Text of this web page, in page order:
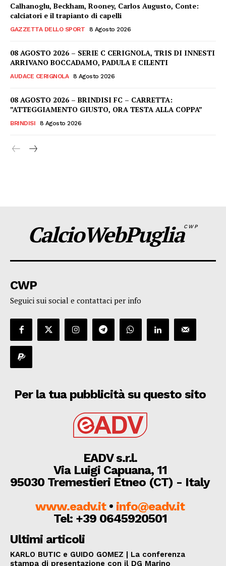
Calhanoglu, Beckham, Rooney, Carlos Augusto, Conte:
calciatori e il trapianto di capelli
GAZZETTA DELLO SPORT 8 Agosto 2026
08 AGOSTO 2026 – SERIE C CERIGNOLA, TRIS DI INNESTI
ARRIVANO BOCCADAMO, PADULA E CILENTI
AUDACE CERIGNOLA 8 Agosto 2026
08 AGOSTO 2026 – BRINDISI FC – CARRETTA:
”ATTEGGIAMENTO GIUSTO, ORA TESTA ALLA COPPA”
BRINDISI 8 Agosto 2026
CalcioWebPugliaCWP
CWP
Seguici sui social e contattaci per info
Per la tua pubblicità su questo sito
EADV s.r.l.
Via Luigi Capuana, 11
95030 Tremestieri Etneo (CT) - Italy
www.eadv.it• info@eadv.it
Tel: +39 0645920501
Ultimi articoli
KARLO BUTIC e GUIDO GOMEZ | La conferenza
stampa di presentazione con il DG Marino